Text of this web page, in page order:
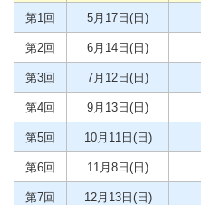
第1回 5月17日(日)
第2回 6月14日(日)
第3回 7月12日(日)
第4回 9月13日(日)
第5回 10月11日(日)
第6回 11月8日(日)
第7回 12月13日(日)